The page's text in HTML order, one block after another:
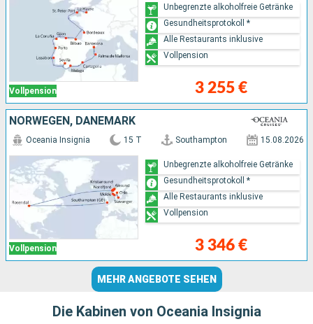
Vollpension 3 255 €
Unbegrenzte alkoholfreie Getränke
Gesundheitsprotokoll *
Alle Restaurants inklusive
Vollpension
NORWEGEN, DÄNEMARK
Vollpension
Oceania Insignia 15 T Southampton 15.08.2026
3 346 €
Unbegrenzte alkoholfreie Getränke
Gesundheitsprotokoll *
Alle Restaurants inklusive
Vollpension
MEHR ANGEBOTE SEHEN
Die Kabinen von Oceania Insignia